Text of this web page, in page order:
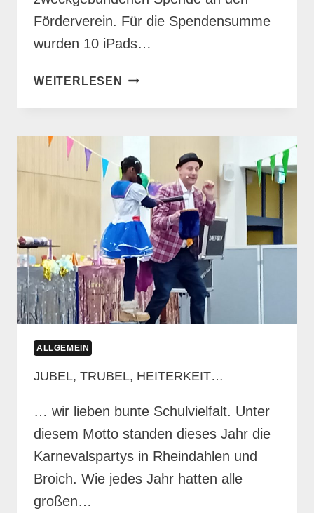
Förderverein. Für die Spendensumme
wurden 10 iPads…
WEITERLESEN
SPENDE
NEUE
ALLGEMEIN
JUBEL, TRUBEL, HEITERKEIT…
… wir lieben bunte Schulvielfalt. Unter
diesem Motto standen dieses Jahr die
Karnevalspartys in Rheindahlen und
Broich. Wie jedes Jahr hatten alle
großen…